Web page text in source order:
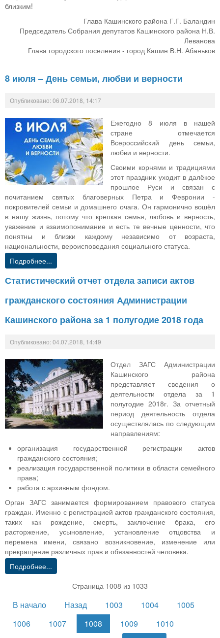
близким!
Глава Кашинского района Г.Г. Баландин
Председатель Собрания депутатов Кашинского района Н.В.
Леванова
Глава городского поселения - город Кашин В.Н. Абаньков
8 июля – День семьи, любви и верности
Опубликовано: 06.07.2018, 14:17
Ежегодно 8 июля в нашей
стране отмечается
Всероссийский день семьи,
любви и верности.
Своими корнями и традициями
этот праздник уходит в далёкое
прошлое Руси и связан с
почитанием святых благоверных Петра и Февронии -
покровителей семьи и домашнего очага. Он гармонично вошёл
в нашу жизнь, потому что крепкая семья, любовь и верность,
уважение и взаимопонимание и есть те вечные ценности, что
понятны и близки каждому независимо от возраста,
национальности, вероисповедания социального статуса.
Подробнее...
Статистический отчет отдела записи актов
гражданского состояния Администрации
Кашинского района за 1 полугодие 2018 года
Опубликовано: 04.07.2018, 14:49
Отдел ЗАГС Администрации
Кашинского района
представляет сведения о
деятельности отдела за 1
полугодие 2018г. За отчетный
период деятельность отдела
осуществлялась по следующим
направлениям:
организация государственной регистрации актов
гражданского состояния;
реализация государственной политики в области семейного
права;
работа с архивным фондом.
Орган ЗАГС занимается формированием правового статуса
граждан. Именно с регистрацией актов гражданского состояния,
таких как рождение, смерть, заключение брака, его
расторжение, усыновление, установление отцовства и
перемена имени, связано возникновение, изменение или
прекращение различных прав и обязанностей человека.
Подробнее...
Страница 1008 из 1033
В начало Назад 1003 1004
1005
1006
1007 1008 1009
1010